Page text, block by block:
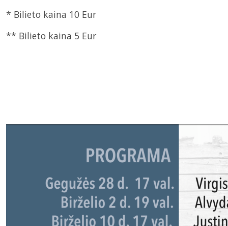
* Bilieto kaina 10 Eur
** Bilieto kaina 5 Eur